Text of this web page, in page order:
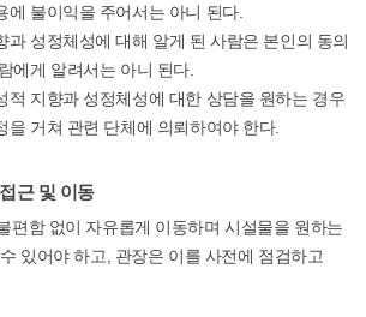
에 불이익을 주어서는 아니 된다.
과 성정체성에 대해 알게 된 사람은 본인의 동의
에게 알려서는 아니 된다.
적 지향과 성정체성에 대한 상담을 원하는 경우
을 거쳐 관련 단체에 의뢰하여야 한다.
근 및 이동
편함 없이 자유롭게 이동하며 시설물을 원하는
있어야 하고, 관장은 이를 사전에 점검하고